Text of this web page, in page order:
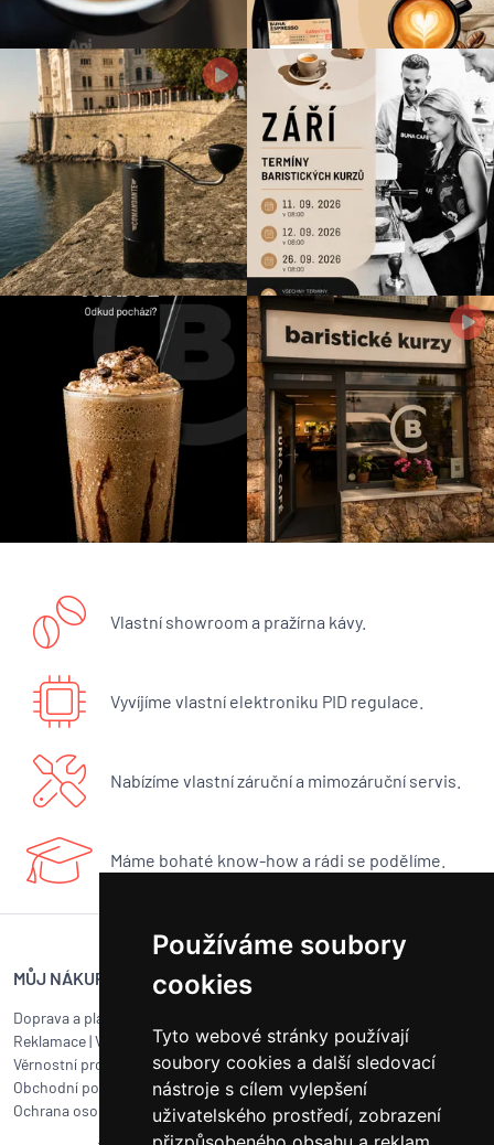
Používáme soubory
cookies
Tyto webové stránky používají
soubory cookies a další sledovací
nástroje s cílem vylepšení
uživatelského prostředí, zobrazení
Vlastní showroom a pražírna kávy.
Vyvíjíme vlastní elektroniku PID regulace.
Nabízíme vlastní záruční a mimozáruční servis.
Máme bohaté know-how a rádi se podělíme.
MŮJ NÁKUP
Doprava a platba
Reklamace|Vrácení zboží
Věrnostní program
Obchodní podmínky
Ochrana osobních údajů
Objednat servis
Jak připravit balík na přepravu?
Čištění a údržba
Kariéra